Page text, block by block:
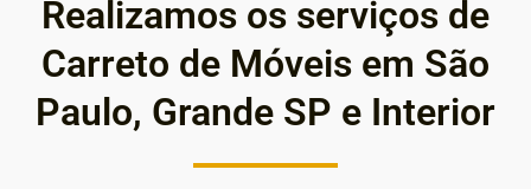
Realizamos os serviços de
Carreto de Móveis em São
Paulo, Grande SP e Interior